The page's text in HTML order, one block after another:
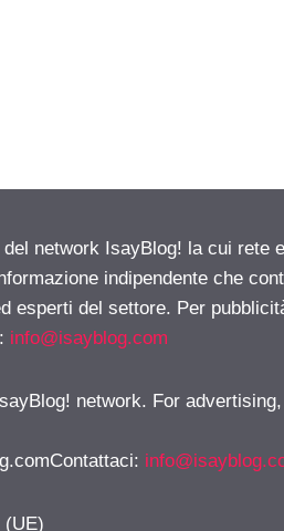
del network IsayBlog! la cui rete
indipendente che
esperti del settore. Per
info@isayblog.com
network. For
:
(UE)